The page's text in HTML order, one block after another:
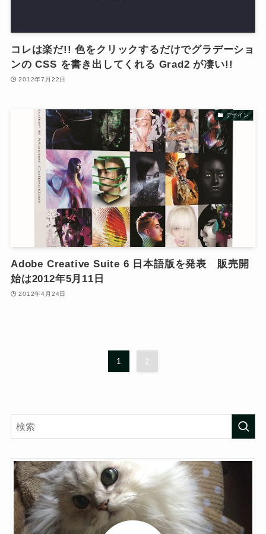
コレは楽だ!! 色をクリックするだけでグラデーショ
ンの CSS を書き出してくれる Grad2 が凄い!!
2012年7月22日
デザイン
Adobe Creative Suite 6 日本語版を発表 販売開
始は2012年5月11日
2012年4月24日
1 2